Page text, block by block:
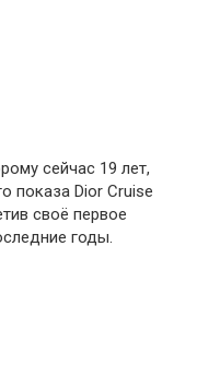
сейчас 19 лет,
показа Dior Cruise
своё первое
годы.